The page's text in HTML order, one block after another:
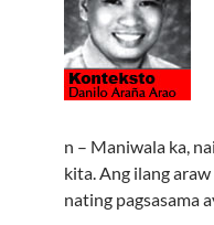
n – Maniwala ka,
kita. Ang ilang araw
nating pagsasama